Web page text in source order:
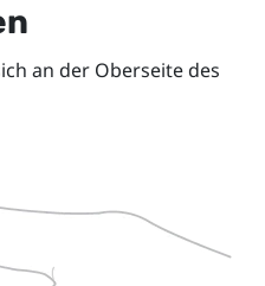
an der Oberseite des